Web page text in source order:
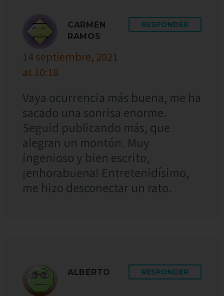
CARMEN
RAMOS
14 septiembre, 2021
at 10:18
RESPONDER
Vaya ocurrencia más buena, me ha
sacado una sonrisa enorme.
Seguid publicando más, que
alegran un montón. Muy
ingenioso y bien escrito,
¡enhorabuena! Entretenidísimo,
me hizo desconectar un rato.
ALBERTO RESPONDER